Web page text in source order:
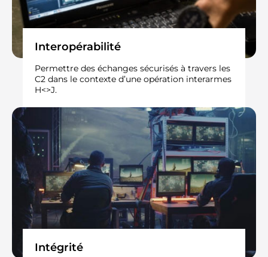
Interopérabilité​
Permettre des échanges sécurisés à travers les
C2 dans le contexte d’une opération interarmes
H<>J. ​
Intégrité​